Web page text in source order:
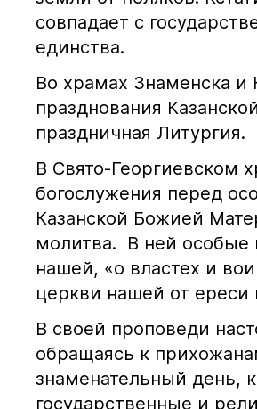
совпадает с
единства.
Во храмах Знаменска и
празднования
праздничная Литургия.
В Свято-Георгиевском
богослужения перед
Казанской Божией
молитва. В ней особые
нашей, «о властех и
церкви нашей от ереси
В своей проповеди
обращаясь к
знаменательный день,
государственные и